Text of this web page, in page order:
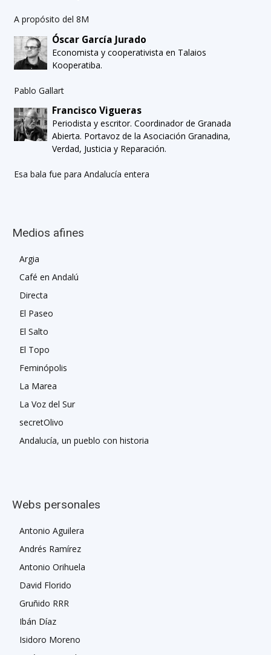
A propósito del 8M
Óscar García Jurado
Economista y cooperativista en Talaios
Kooperatiba.
Pablo Gallart
Francisco Vigueras
Periodista y escritor. Coordinador de Granada
Abierta. Portavoz de la Asociación Granadina,
Verdad, Justicia y Reparación.
Esa bala fue para Andalucía entera
Medios afines
Argia
Café en Andalú
Directa
El Paseo
El Salto
El Topo
Feminópolis
La Marea
La Voz del Sur
secretOlivo
Andalucía, un pueblo con historia
Webs personales
Antonio Aguilera
Andrés Ramírez
Antonio Orihuela
David Florido
Gruñido RRR
Ibán Díaz
Isidoro Moreno